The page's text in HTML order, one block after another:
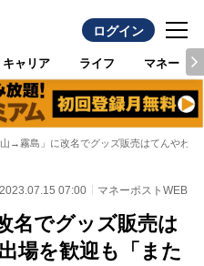
ログイン
キャリア ライフ マネー
山→霧島」に改名でグッズ販売はてんやわ
2023.07.15 07:00 マネーポストWEB
名でグッズ販売は
場を歓迎も「また